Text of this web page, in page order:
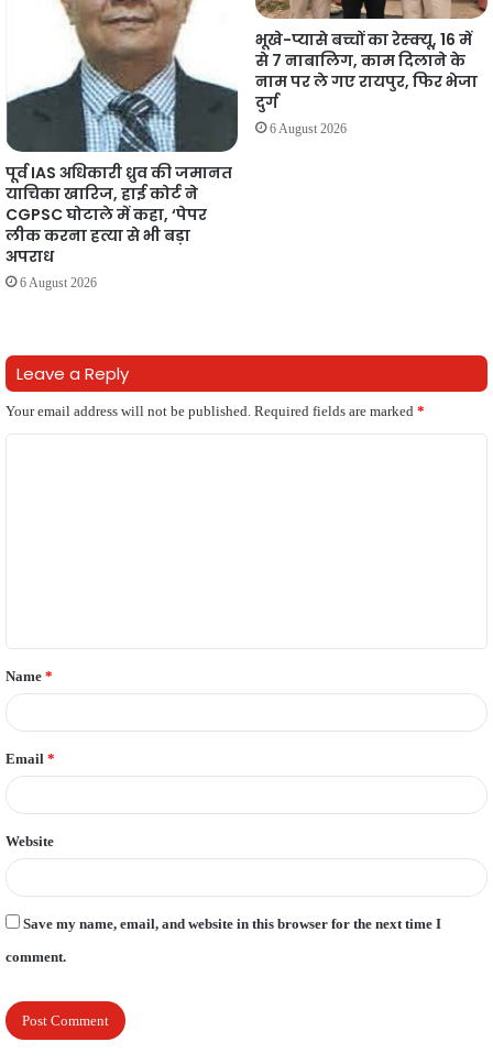
पूर्व IAS अधिकारी ध्रुव की जमानत
याचिका खारिज, हाई कोर्ट ने
CGPSC घोटाले में कहा, ‘पेपर
लीक करना हत्या से भी बड़ा
अपराध
6 August 2026
भूखे-प्यासे बच्चों का रेस्क्यू, 16 में
से 7 नाबालिग, काम दिलाने के
नाम पर ले गए रायपुर, फिर भेजा
दुर्ग
6 August 2026
Leave a Reply
Your email address will not be published. Required fields are marked *
t
*
Name *
Email *
Website
Save my name, email, and website in this browser for the next time I
comment.